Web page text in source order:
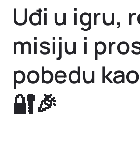
Uđi u igru,
misiju i
pobedu
🔐🎉